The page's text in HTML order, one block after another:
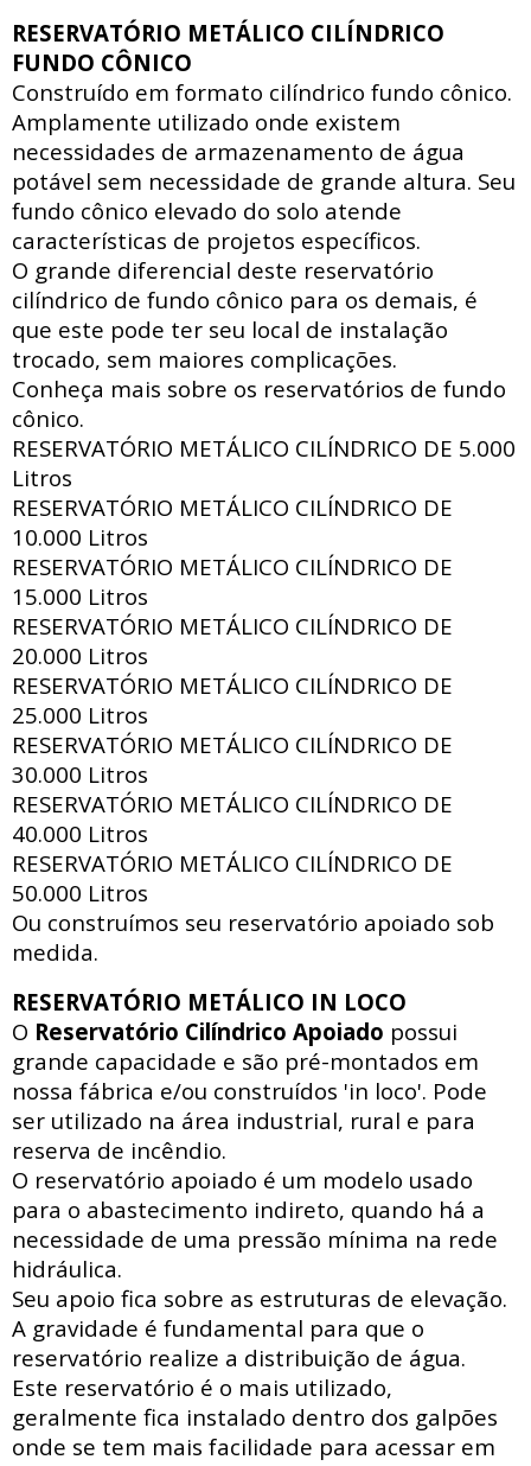
RESERVATÓRIO METÁLICO CILÍNDRICO
FUNDO CÔNICO
Construído em formato cilíndrico fundo cônico.
Amplamente utilizado onde existem
necessidades de armazenamento de água
potável sem necessidade de grande altura. Seu
fundo cônico elevado do solo atende
características de projetos específicos.
O grande diferencial deste reservatório
cilíndrico de fundo cônico para os demais, é
que este pode ter seu local de instalação
trocado, sem maiores complicações.
Conheça mais sobre os reservatórios de fundo
cônico.
RESERVATÓRIO METÁLICO CILÍNDRICO DE 5.000
Litros
RESERVATÓRIO METÁLICO CILÍNDRICO DE
10.000 Litros
RESERVATÓRIO METÁLICO CILÍNDRICO DE
15.000 Litros
RESERVATÓRIO METÁLICO CILÍNDRICO DE
20.000 Litros
RESERVATÓRIO METÁLICO CILÍNDRICO DE
25.000 Litros
RESERVATÓRIO METÁLICO CILÍNDRICO DE
30.000 Litros
RESERVATÓRIO METÁLICO CILÍNDRICO DE
40.000 Litros
RESERVATÓRIO METÁLICO CILÍNDRICO DE
50.000 Litros
Ou construímos seu reservatório apoiado sob
medida.
RESERVATÓRIO METÁLICO IN LOCO
O Reservatório Cilíndrico Apoiado possui
grande capacidade e são pré-montados em
nossa fábrica e/ou construídos 'in loco'. Pode
ser utilizado na área industrial, rural e para
reserva de incêndio.
O reservatório apoiado é um modelo usado
para o abastecimento indireto, quando há a
necessidade de uma pressão mínima na rede
hidráulica.
Seu apoio fica sobre as estruturas de elevação.
A gravidade é fundamental para que o
reservatório realize a distribuição de água.
Este reservatório é o mais utilizado,
geralmente fica instalado dentro dos galpões
onde se tem mais facilidade para acessar em